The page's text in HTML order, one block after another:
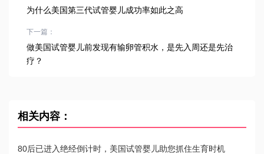
为什么美国第三代试管婴儿成功率如此之高
下一篇：
做美国试管婴儿前发现有输卵管积水，是先入周还是先治
疗？
相关内容：
80后已进入绝经倒计时，美国试管婴儿助您抓住生育时机